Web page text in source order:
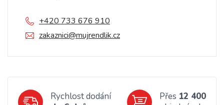
+420 733 676 910
zakaznici@mujrendlik.cz
Rychlost dodání
Přes 12 400